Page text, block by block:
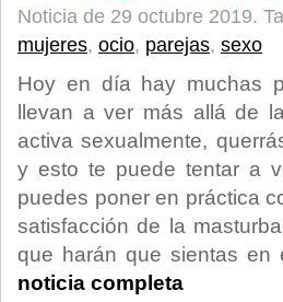
Noticia de 29 octubre 2019.
mujeres, ocio, parejas, sexo
Hoy en día hay muchas
llevan a ver más allá de
activa sexualmente,
y esto te puede tentar a
puedes poner en práctica
satisfacción de la
que harán que sientas
noticia completa